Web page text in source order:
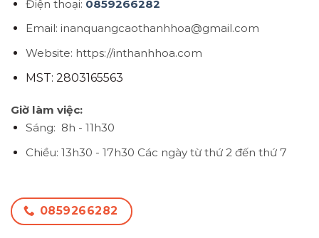
Điện thoại: 0859266282
Email: inanquangcaothanhhoa@gmail.com
Website: https://inthanhhoa.com
MST: 2803165563
Giờ làm việc:
Sáng: 8h - 11h30
Chiều: 13h30 - 17h30 Các ngày từ thứ 2 đến thứ 7
0859266282